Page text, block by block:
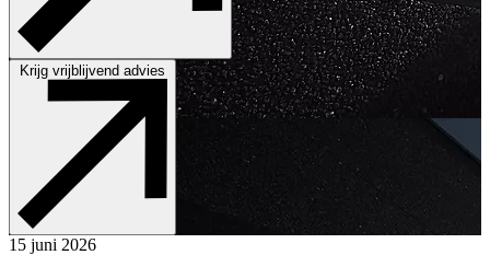
Krijg vrijblijvend advies
15 juni 2026